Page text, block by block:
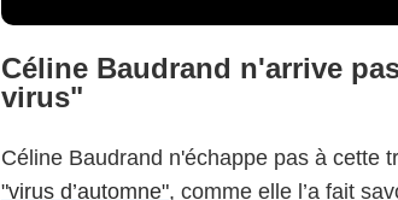
Céline Baudrand n'arrive
virus"
Céline Baudrand n'échappe pas à cette
"virus d’automne", comme elle l’a fait